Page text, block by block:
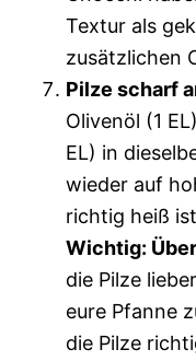
Textur als
zusätzlichen
Pilze scharf
Olivenöl (1
EL) in
wieder auf
richtig heiß
Wichtig:
die Pilze
eure Pfanne
die Pilze